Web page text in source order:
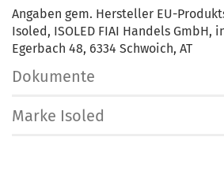
Angaben gem. Hersteller EU-
Isoled, ISOLED FIAI Handels GmbH,
Egerbach 48, 6334 Schwoich, AT
Dokumente
Marke Isoled